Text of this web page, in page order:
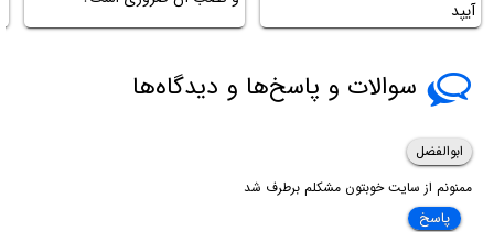
آیپد
سوالات و پاسخ‌ها و دیدگاه‌ها
ابوالفضل
ممنونم از سایت خوبتون مشکلم برطرف شد
پاسخ